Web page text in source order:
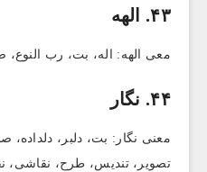
۴۳. الهه
معی الهه: اله، بت، رب النوع،
۴۴. نگار
معنی نگار: بت، دلبر،
تصویر، تندیس، طرح، نقاشی،